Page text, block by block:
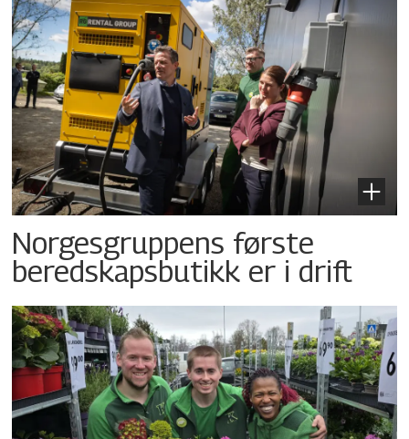
Norgesgruppens første
beredskapsbutikk er i drift